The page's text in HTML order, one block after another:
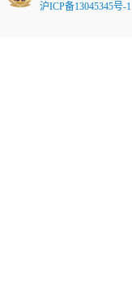
沪ICP备13045345号-1